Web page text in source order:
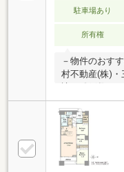
駐車場あり
所有権
－物件のおす
村不動産(株)・
譲・総戸数
ル制振構造採
ービス有(一部
トルーム等、
付▼住戸の特徴
LDは天井高
8430mm▼設備